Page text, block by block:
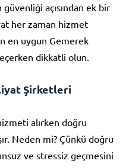
açısından ek bir
her zaman hizmet
en uygun Gemerek
dikkatli olun.
Şirketleri
alırken doğru
Neden mi? Çünkü doğru
ve stressiz geçmesini